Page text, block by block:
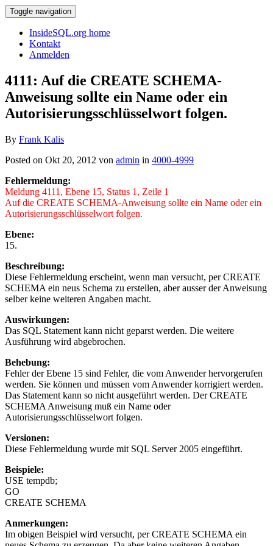
Toggle navigation
InsideSQL.org home
Kontakt
Anmelden
4111: Auf die CREATE SCHEMA-
Anweisung sollte ein Name oder ein
Autorisierungsschlüsselwort folgen.
By Frank Kalis
Posted on Okt 20, 2012 von admin in 4000-4999
Fehlermeldung:
Meldung 4111, Ebene 15, Status 1, Zeile 1
Auf die CREATE SCHEMA-Anweisung sollte ein Name oder ein
Autorisierungsschlüsselwort folgen.
Ebene:
15.
Beschreibung:
Diese Fehlermeldung erscheint, wenn man versucht, per CREATE
SCHEMA ein neus Schema zu erstellen, aber ausser der Anweisung
selber keine weiteren Angaben macht.
Auswirkungen:
Das SQL Statement kann nicht geparst werden. Die weitere
Ausführung wird abgebrochen.
Behebung:
Fehler der Ebene 15 sind Fehler, die vom Anwender hervorgerufen
werden. Sie können und müssen vom Anwender korrigiert werden.
Das Statement kann so nicht ausgeführt werden. Der CREATE
SCHEMA Anweisung muß ein Name oder
Autorisierungsschlüsselwort folgen.
Versionen:
Diese Fehlermeldung wurde mit SQL Server 2005 eingeführt.
Beispiele:
USE tempdb;
GO
CREATE SCHEMA
Anmerkungen:
Im obigen Beispiel wird versucht, per CREATE SCHEMA ein